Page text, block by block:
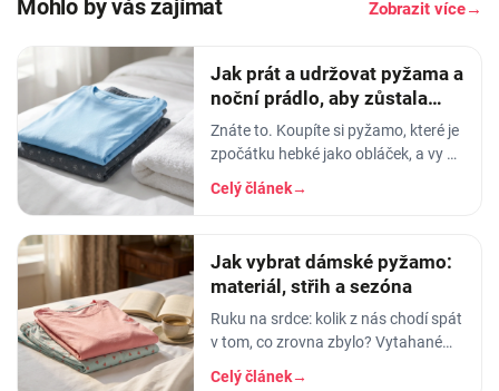
Mohlo by vás zajímat Zobrazit více→
Jak prát a udržovat pyžama a
noční prádlo, aby zůstala
měkká
Znáte to. Koupíte si pyžamo, které je
zpočátku hebké jako obláček, a vy v
něm usínáte s pocitem, že spíte v
luxusu. Po pár měsících praní z něj…
Celý článek→
Jak vybrat dámské pyžamo:
materiál, střih a sezóna
Ruku na srdce: kolik z nás chodí spát
v tom, co zrovna zbylo? Vytahané
tričko po manželovi, staré legíny,
Celý článek→